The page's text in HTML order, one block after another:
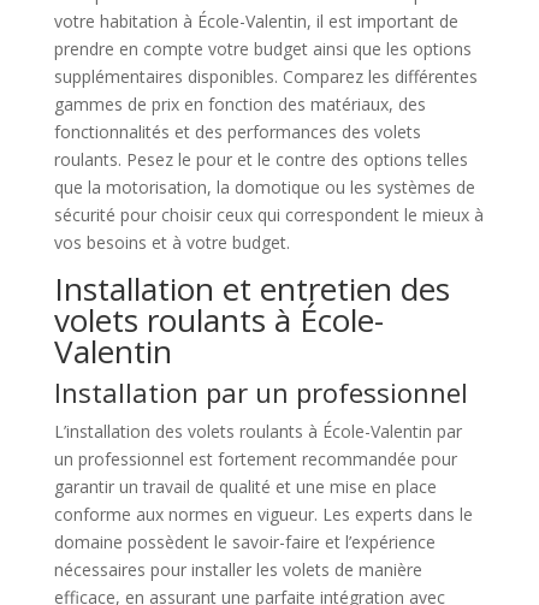
votre habitation à École-Valentin, il est important de
prendre en compte votre budget ainsi que les options
supplémentaires disponibles. Comparez les différentes
gammes de prix en fonction des matériaux, des
fonctionnalités et des performances des volets
roulants. Pesez le pour et le contre des options telles
que la motorisation, la domotique ou les systèmes de
sécurité pour choisir ceux qui correspondent le mieux à
vos besoins et à votre budget.
Installation et entretien des
volets roulants à École-
Valentin
Installation par un professionnel
L’installation des volets roulants à École-Valentin par
un professionnel est fortement recommandée pour
garantir un travail de qualité et une mise en place
conforme aux normes en vigueur. Les experts dans le
domaine possèdent le savoir-faire et l’expérience
nécessaires pour installer les volets de manière
efficace, en assurant une parfaite intégration avec